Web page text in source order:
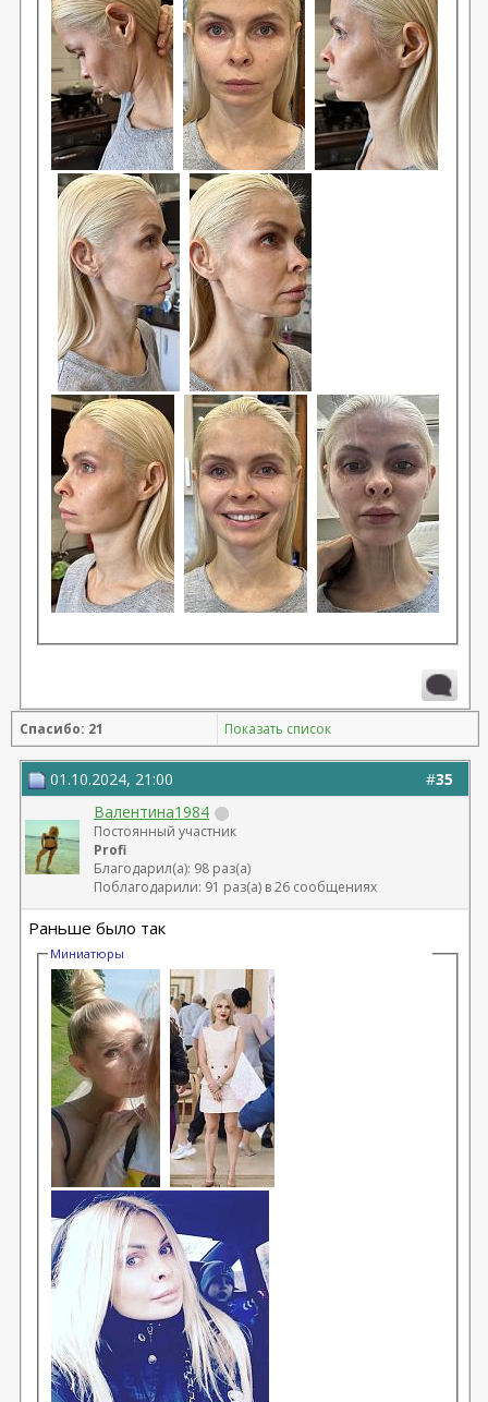
Спасибо: 21 Показать список
#35
01.10.2024, 21:00
Валентина1984
Постоянный участник
Profi
Благодарил(а): 98 раз(а)
Поблагодарили: 91 раз(а) в 26 сообщениях
Раньше было так
Миниатюры